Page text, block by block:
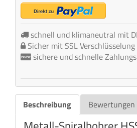
schnell und klimaneutral mit
Sicher mit SSL Verschlüsselung
sichere und schnelle
Beschreibung Bewertungen